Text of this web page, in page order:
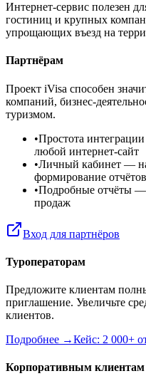
Интернет-сервис полезен
гостиниц и крупных
упрощающих въезд на
Партнёрам
Проект iVisa способен
компаний, бизнес-
туризмом.
•Простота интеграции
любой интернет-сайт
•Личный кабинет —
формирование отчётов
•Подробные отчёты —
продаж
Вход для партнёров
Туроператорам
Предложите клиентам
приглашение. Увеличьте
клиентов.
Подробнее →Кейс: 2 000+
Корпоративным клиентам